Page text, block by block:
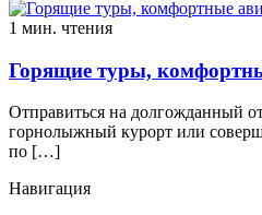
1 мин. чтения
Горящие туры,
Отправиться на долгожданный
горнолыжный курорт или
по […]
Навигация